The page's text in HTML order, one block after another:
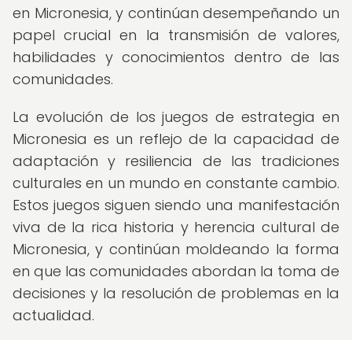
en Micronesia, y continúan desempeñando un
papel crucial en la transmisión de valores,
habilidades y conocimientos dentro de las
comunidades.
La evolución de los juegos de estrategia en
Micronesia es un reflejo de la capacidad de
adaptación y resiliencia de las tradiciones
culturales en un mundo en constante cambio.
Estos juegos siguen siendo una manifestación
viva de la rica historia y herencia cultural de
Micronesia, y continúan moldeando la forma
en que las comunidades abordan la toma de
decisiones y la resolución de problemas en la
actualidad.